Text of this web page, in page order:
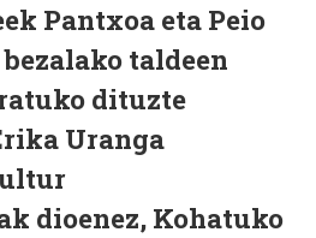
Pantxoa eta Peio
taldeen
dituzte
Uranga
dioenez, Kohatuko